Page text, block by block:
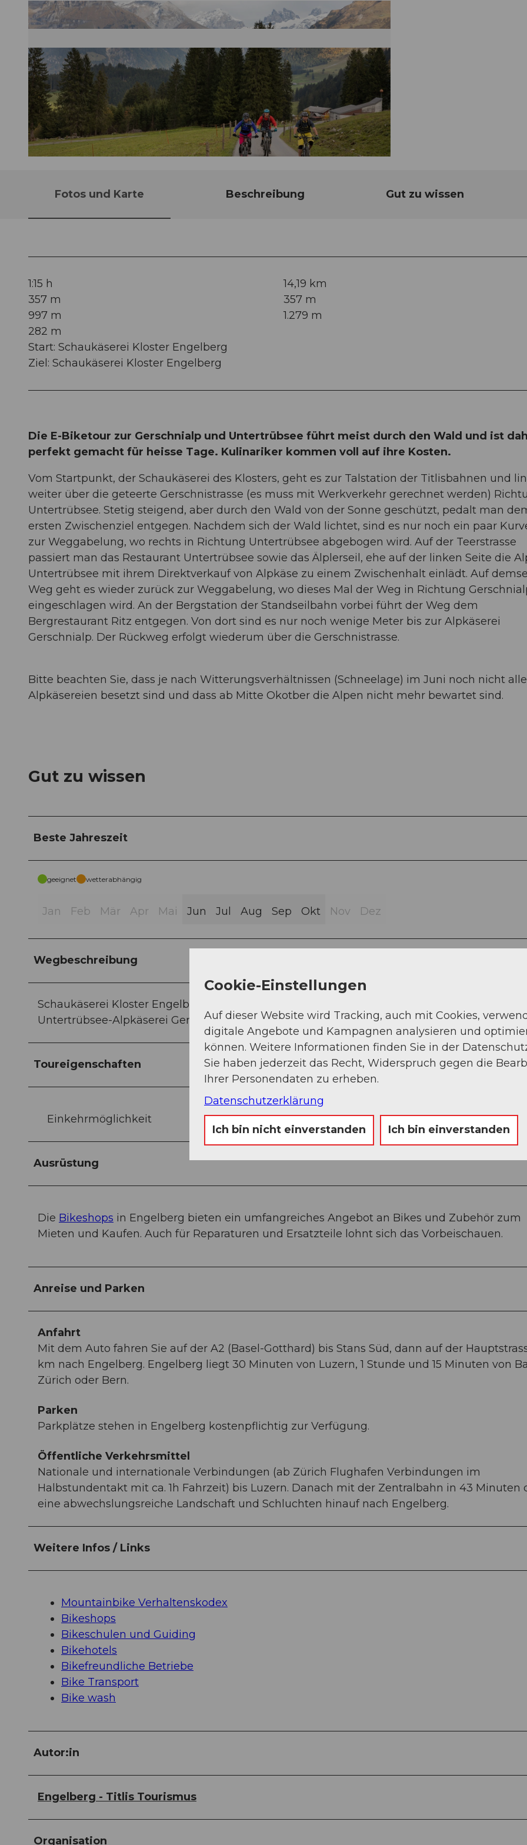
Fotos und Karte Beschreibung Gut zu wissen
1:15 h
14,19 km
357 m
357 m
997 m
1.279 m
282 m
Start: Schaukäserei Kloster Engelberg
Ziel: Schaukäserei Kloster Engelberg
Die E-Biketour zur Gerschnialp und Untertrübsee führt meist durch den Wald und ist
perfekt gemacht für heisse Tage. Kulinariker kommen voll auf ihre Kosten.
Vom Startpunkt, der Schaukäserei des Klosters, geht es zur Talstation der Titlisbahnen und
weiter über die geteerte Gerschnistrasse (es muss mit Werkverkehr gerechnet werden)
Untertrübsee. Stetig steigend, aber durch den Wald von der Sonne geschützt, pedalt man
ersten Zwischenziel entgegen. Nachdem sich der Wald lichtet, sind es nur noch ein paar
zur Weggabelung, wo rechts in Richtung Untertrübsee abgebogen wird. Auf der Teerstrasse
passiert man das Restaurant Untertrübsee sowie das Älplerseil, ehe auf der linken Seite die
Untertrübsee mit ihrem Direktverkauf von Alpkäse zu einem Zwischenhalt einlädt. Auf
Weg geht es wieder zurück zur Weggabelung, wo dieses Mal der Weg in Richtung
eingeschlagen wird. An der Bergstation der Standseilbahn vorbei führt der Weg dem
Bergrestaurant Ritz entgegen. Von dort sind es nur noch wenige Meter bis zur Alpkäserei
Gerschnialp. Der Rückweg erfolgt wiederum über die Gerschnistrasse.
Bitte beachten Sie, dass je nach Witterungsverhältnissen (Schneelage) im Juni noch nicht alle
Alpkäsereien besetzt sind und dass ab Mitte Okotber die Alpen nicht mehr bewartet sind.
Gut zu wissen
Beste Jahreszeit
geeignet wetterabhängig
Jan Feb Mär Apr Mai Jun Jul Aug Sep Okt Nov Dez
Wegbeschreibung
Schaukäserei Kloster Engelberg-Talstation Titlis-Untertrübsee-Alpkäserei Untertrübsee-
Untertrübsee-Alpkäserei Gerschnialp-Talstation Titlis-Schaukäserei Kloster Engelberg
Toureigenschaften
Einkehrmöglichkeit
Ausrüstung
Die Bikeshops in Engelberg bieten ein umfangreiches Angebot an Bikes und Zubehör zum
Mieten und Kaufen. Auch für Reparaturen und Ersatzteile lohnt sich das Vorbeischauen.
Anreise und Parken
Anfahrt
Mit dem Auto fahren Sie auf der A2 (Basel-Gotthard) bis Stans Süd, dann auf der
km nach Engelberg. Engelberg liegt 30 Minuten von Luzern, 1 Stunde und 15 Minuten von
Zürich oder Bern.
Parken
Parkplätze stehen in Engelberg kostenpflichtig zur Verfügung.
Öffentliche Verkehrsmittel
Nationale und internationale Verbindungen (ab Zürich Flughafen Verbindungen im
Halbstundentakt mit ca. 1h Fahrzeit) bis Luzern. Danach mit der Zentralbahn in 43 Minuten
eine abwechslungsreiche Landschaft und Schluchten hinauf nach Engelberg.
Weitere Infos / Links
Mountainbike Verhaltenskodex
Bikeshops
Bikeschulen und Guiding
Bikehotels
Bikefreundliche Betriebe
Bike Transport
Bike wash
Autor:in
Engelberg - Titlis Tourismus
Organisation
Cookie-Einstellungen
Auf dieser Website wird Tracking, auch mit Cookies,
digitale Angebote und Kampagnen analysieren und
können. Weitere Informationen finden Sie in der
Sie haben jederzeit das Recht, Widerspruch gegen die
Ihrer Personendaten zu erheben.
Datenschutzerklärung
Ich bin nicht einverstanden Ich bin einverstanden